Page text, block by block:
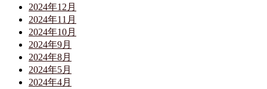
2024年12月
2024年11月
2024年10月
2024年9月
2024年8月
2024年5月
2024年4月